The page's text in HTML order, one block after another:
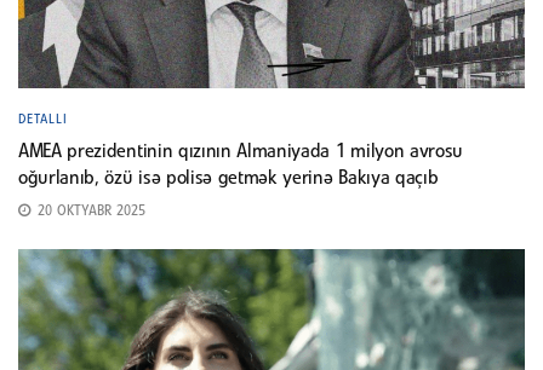
DETALLI
AMEA prezidentinin qızının Almaniyada 1 milyon avrosu
oğurlanıb, özü isə polisə getmək yerinə Bakıya qaçıb
20 OKTYABR 2025